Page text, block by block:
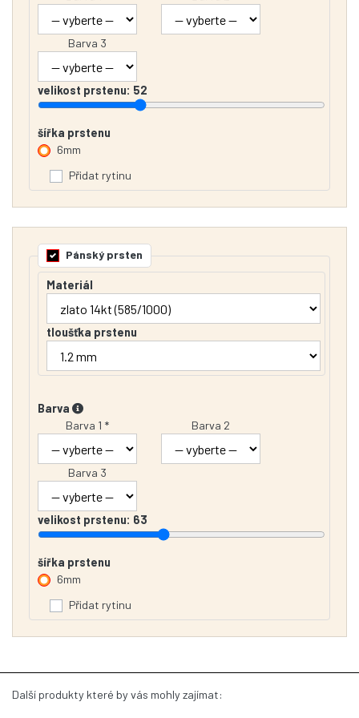
Barva 3
velikost prstenu: 52
šířka prstenu
6mm
Přidat rytinu
Pánský prsten
Materiál
tloušťka prstenu
Barva
Barva 1 *
Barva 2
Barva 3
velikost prstenu: 63
šířka prstenu
6mm
Přidat rytinu
Další produkty které by vás mohly zajímat: